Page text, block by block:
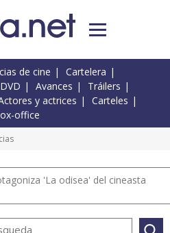
de cine
Cartelera
DVD Avances
Tráilers
y actrices
Carteles
office
'La odisea' del cineasta